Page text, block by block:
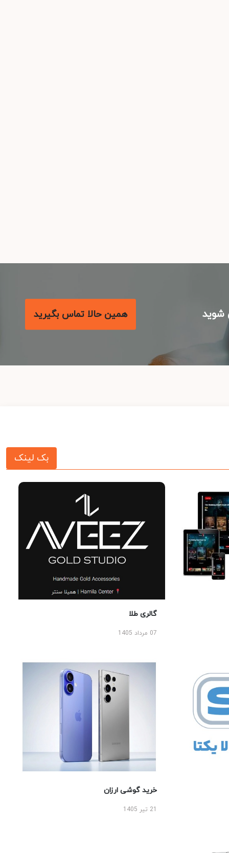
همین حالا تماس بگیرید
بک لینک
گالری طلا
07 مرداد 1405
خرید گوشی ارزان